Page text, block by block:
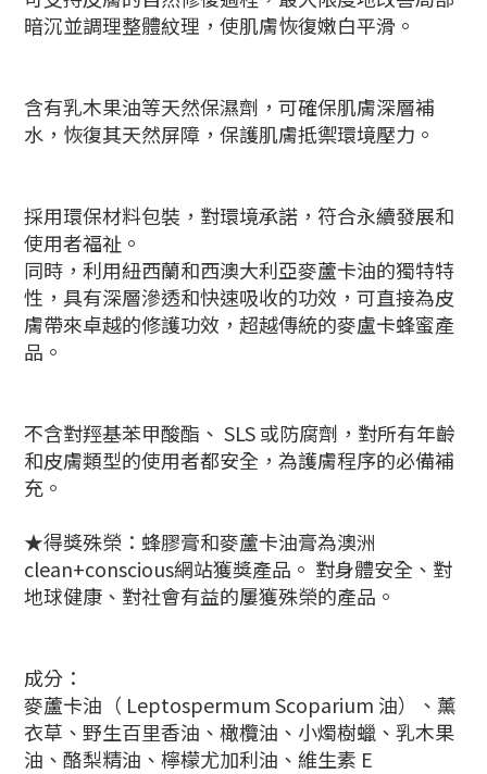
暗沉並調理整體紋理，使肌膚恢復嫩白平滑。
含有乳木果油等天然保濕劑，可確保肌膚深層補
水，恢復其天然屏障，保護肌膚抵禦環境壓力。
採用環保材料包裝，對環境承諾，符合永續發展和
使用者福祉。
同時，利用紐西蘭和西澳大利亞麥蘆卡油的獨特特
性，具有深層滲透和快速吸收的功效，可直接為皮
膚帶來卓越的修護功效，超越傳統的麥盧卡蜂蜜產
品。
不含對羥基苯甲酸酯、 SLS 或防腐劑，對所有年齡
和皮膚類型的使用者都安全，為護膚程序的必備補
充。
★得獎殊榮：蜂膠膏和麥蘆卡油膏為澳洲
clean+conscious網站獲獎產品。 對身體安全、對
地球健康、對社會有益的屢獲殊榮的產品。
成分：
麥蘆卡油（ Leptospermum Scoparium 油）、薰
衣草、野生百里香油、橄欖油、小燭樹蠟、乳木果
油、酪梨精油、檸檬尤加利油、維生素 E